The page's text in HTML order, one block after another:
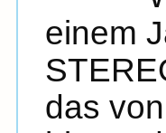
einem
das